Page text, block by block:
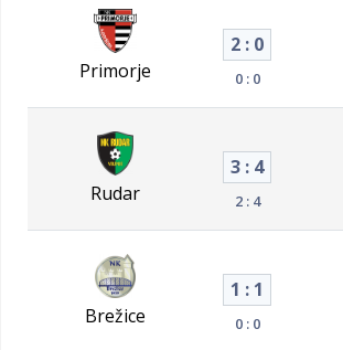
Primorje
2 : 0
0 : 0
Rudar
3 : 4
2 : 4
Brežice
1 : 1
0 : 0